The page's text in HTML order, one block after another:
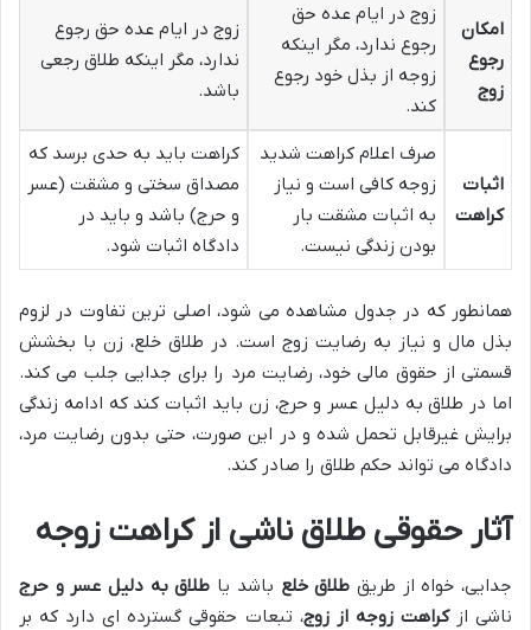
امکان
رجوع
زوج
زوج در ایام عده حق
رجوع ندارد، مگر اینکه
زوجه از بذل خود رجوع
کند.
زوج در ایام عده حق رجوع
ندارد، مگر اینکه طلاق رجعی
باشد.
اثبات
کراهت
صرف اعلام کراهت شدید
زوجه کافی است و نیاز
به اثبات مشقت بار
بودن زندگی نیست.
کراهت باید به حدی برسد که
مصداق سختی و مشقت (عسر
و حرج) باشد و باید در
دادگاه اثبات شود.
همانطور که در جدول مشاهده می شود، اصلی ترین تفاوت در لزوم
بذل مال و نیاز به رضایت زوج است. در طلاق خلع، زن با بخشش
قسمتی از حقوق مالی خود، رضایت مرد را برای جدایی جلب می کند.
اما در طلاق به دلیل عسر و حرج، زن باید اثبات کند که ادامه زندگی
برایش غیرقابل تحمل شده و در این صورت، حتی بدون رضایت مرد،
دادگاه می تواند حکم طلاق را صادر کند.
آثار حقوقی طلاق ناشی از کراهت زوجه
جدایی، خواه از طریق طلاق خلع باشد یا طلاق به دلیل عسر و حرج
ناشی ازکراهت زوجه از زوج، تبعات حقوقی گسترده ای دارد که بر